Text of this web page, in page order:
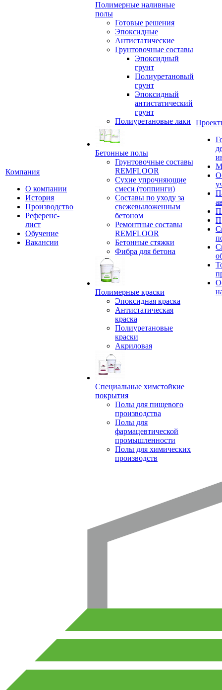
Компания
О компании
История
Производство
Референс-
лист
Обучение
Вакансии
Полимерные наливные
полы
Готовые решения
Эпоксидные
Антистатические
Грунтовочные составы
Эпоксидный
грунт
Полиуретановый
грунт
Эпоксидный
антистатический
грунт
Полиуретановые лаки
Бетонные полы
Грунтовочные составы
REMFLOOR
Сухие упрочняющие
смеси (топпинги)
Составы по уходу за
свежевыложенным
бетоном
Ремонтные составы
REMFLOOR
Бетонные стяжки
Фибра для бетона
Полимерные краски
Эпоксидная краска
Антистатическая
краска
Полиуретановые
краски
Акриловая
Специальные химстойкие
покрытия
Полы для пищевого
производства
Полы для
фармацевтической
промышленности
Полы для химических
производств